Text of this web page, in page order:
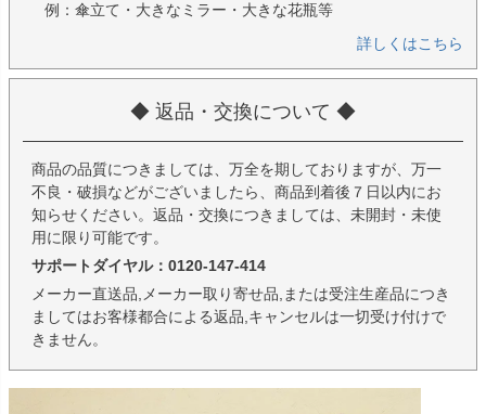
例：傘立て・大きなミラー・大きな花瓶等
詳しくはこちら
◆ 返品・交換について ◆
商品の品質につきましては、万全を期しておりますが、万一
不良・破損などがございましたら、商品到着後７日以内にお
知らせください。返品・交換につきましては、未開封・未使
用に限り可能です。
サポートダイヤル：0120-147-414
メーカー直送品,メーカー取り寄せ品,または受注生産品につき
ましてはお客様都合による返品,キャンセルは一切受け付けで
きません。